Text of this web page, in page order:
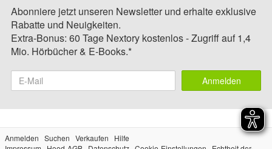
Abonniere jetzt unseren Newsletter und erhalte exklusive
Rabatte und Neuigkeiten.
Extra-Bonus: 60 Tage Nextory kostenlos - Zugriff auf 1,4
Mio. Hörbücher & E-Books.*
Anmelden
Anmelden Suchen Verkaufen
Hilfe